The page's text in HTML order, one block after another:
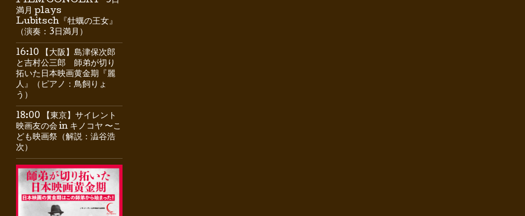
満月 plays
Lubitsch『牡蠣の王女』
（演奏：3日満月）
16:10 【大阪】島津保次郎
と吉村公三郎 師弟が切り
拓いた日本映画黄金期『麗
人』（ピアノ：鳥飼りょ
う）
18:00 【東京】サイレント
映画友の会 in キノコヤ 〜こ
ども映画祭（解説：澁谷浩
次）